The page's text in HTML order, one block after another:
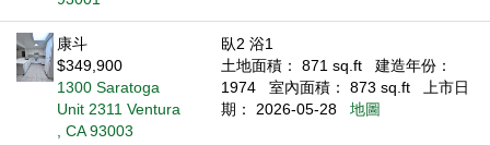
康斗
$349,900
1300 Saratoga
Unit 2311 Ventura
, CA 93003
臥2 浴1
土地面積： 871 sq.ft
建造年份：
1974
室內面積： 873 sq.ft
上市日
期： 2026-05-28
地圖